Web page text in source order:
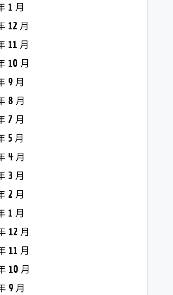
1 月
12 月
11 月
10 月
9 月
8 月
7 月
5 月
4 月
3 月
2 月
1 月
12 月
11 月
10 月
9 月